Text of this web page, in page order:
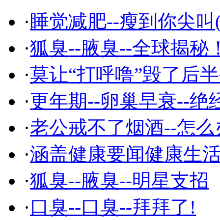
·睡觉减肥--瘦到你尖叫
·狐臭--腋臭--全球揭秘
·莫让“打呼噜”毁了后
·更年期--卵巢早衰--绝
·老公戒不了烟酒--怎么
·涵盖健康要闻健康生
·狐臭--腋臭--明星支招
·口臭--口臭--拜拜了!